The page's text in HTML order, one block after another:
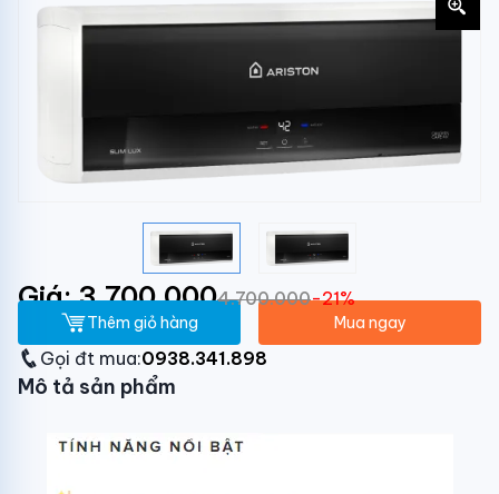
Giá: 3.700.0004.700.000-21%
Thêm giỏ hàng Mua ngay
Gọi đt mua:0938.341.898
Mô tả sản phẩm